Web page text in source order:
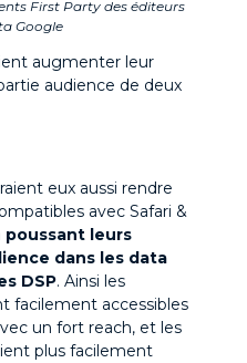
First Party des éditeurs
Google
augmenter leur
audience de deux
eux aussi rendre
avec Safari &
poussant leurs
dans les data
DSP. Ainsi les
facilement accessibles
un fort reach, et les
plus facilement